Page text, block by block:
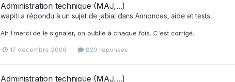
Administration technique (MAJ,...)
wapiti a répondu à un sujet de jabial dans Annonces, aide et tests
Ah ! merci de le signaler, on oublie à chaque fois. C'est corrigé.
17 décembre 2006 820 réponses
Administration technique (MAJ,...)